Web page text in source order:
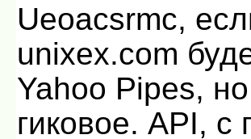
Ueoacsrmc,
unixex.com
Yahoo Pipes,
гиковое.API, с